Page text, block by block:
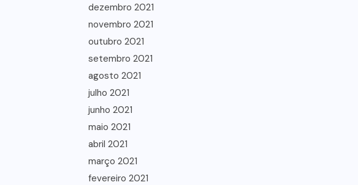
dezembro 2021
novembro 2021
outubro 2021
setembro 2021
agosto 2021
julho 2021
junho 2021
maio 2021
abril 2021
março 2021
fevereiro 2021